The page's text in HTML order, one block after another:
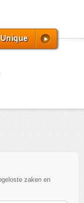
zaken en